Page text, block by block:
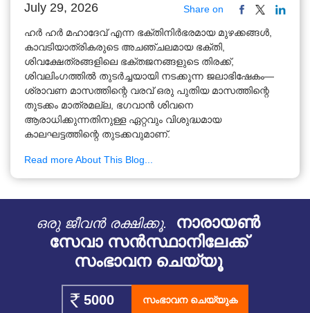
July 29, 2026 Share on
ഹർ ഹർ മഹാദേവ് എന്ന ഭക്തിനിർഭരമായ മുഴക്കങ്ങൾ,
കാവടിയാത്രികരുടെ അചഞ്ചലമായ ഭക്തി,
ശിവക്ഷേത്രങ്ങളിലെ ഭക്തജനങ്ങളുടെ തിരക്ക്,
ശിവലിംഗത്തിൽ തുടർച്ചയായി നടക്കുന്ന ജലാഭിഷേകം—
ശ്രാവണ മാസത്തിന്റെ വരവ് ഒരു പുതിയ മാസത്തിന്റെ
തുടക്കം മാത്രമല്ല, ഭഗവാൻ ശിവനെ
ആരാധിക്കുന്നതിനുള്ള ഏറ്റവും വിശുദ്ധമായ
കാലഘട്ടത്തിന്റെ തുടക്കവുമാണ്.
Read more About This Blog...
ഒരു ജീവൻ രക്ഷിക്കൂ.
നാരായൺ
സേവാ സൻസ്ഥാനിലേക്ക്
സംഭാവന ചെയ്യൂ
സംഭാവന ചെയ്യുക